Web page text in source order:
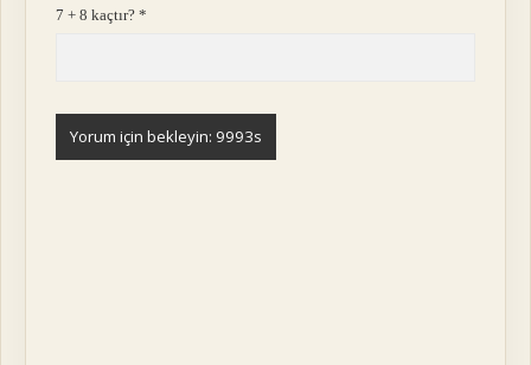
7 + 8 kaçtır?*